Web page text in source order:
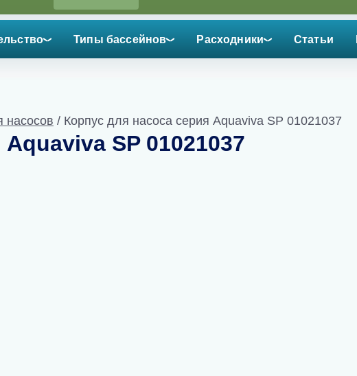
Типы бассейнов Расходники Статьи
насосов / Корпус для насоса серия Aquaviva SP 01021037
SP 01021037